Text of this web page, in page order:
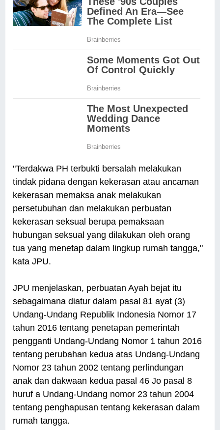
"Terdakwa PH terbukti bersalah melakukan
tindak pidana dengan kekerasan atau ancaman
kekerasan memaksa anak melakukan
persetubuhan dan melakukan perbuatan
kekerasan seksual berupa pemaksaan
hubungan seksual yang dilakukan oleh orang
tua yang menetap dalam lingkup rumah tangga,"
kata JPU.
JPU menjelaskan, perbuatan Ayah bejat itu
sebagaimana diatur dalam pasal 81 ayat (3)
Undang-Undang Republik Indonesia Nomor 17
tahun 2016 tentang penetapan pemerintah
pengganti Undang-Undang Nomor 1 tahun 2016
tentang perubahan kedua atas Undang-Undang
Nomor 23 tahun 2002 tentang perlindungan
anak dan dakwaan kedua pasal 46 Jo pasal 8
huruf a Undang-Undang nomor 23 tahun 2004
tentang penghapusan tentang kekerasan dalam
rumah tangga.